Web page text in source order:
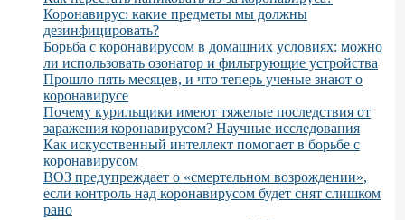
Коронавирус: какие предметы мы должны
дезинфицировать?
Борьба с коронавирусом в домашних условиях: можно
ли использовать озонатор и фильтрующие устройства
Прошло пять месяцев, и что теперь ученые знают о
коронавирусе
Почему курильщики имеют тяжелые последствия от
заражения коронавирусом? Научные исследования
Как искусственный интеллект помогает в борьбе с
коронавирусом
ВОЗ предупреждает о «смертельном возрождении»,
если контроль над коронавирусом будет снят слишком
рано